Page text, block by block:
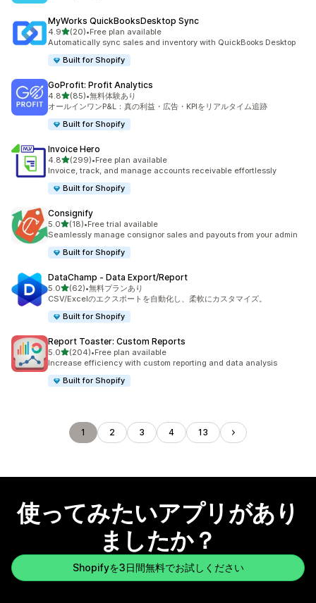
MyWorks QuickBooksDesktop Sync
4.95つ星中
(20)
合計レビュー数：20件
•Free plan available
Automatically sync sales and inventory with QuickBooks Desktop
Built for Shopify
GoProfit: Profit Analytics
4.85つ星中
(85)
合計レビュー数：85件
•無料体験あり
オールインワンP&L：真の利益・広告・KPIをリアルタイム追跡
Built for Shopify
Invoice Hero
4.85つ星中
(299)
合計レビュー数：299件
•Free plan available
Invoice, track, and manage accounts receivable effortlessly
Built for Shopify
Consignify
5.05つ星中
(18)
合計レビュー数：18件
•Free trial available
Seamlessly manage consignor sales and payouts from your admin
Built for Shopify
DataChamp ‑ Data Export/Report
5.05つ星中
(62)
合計レビュー数：62件
•無料プランあり
CSV/Excelのエクスポートを自動化し、柔軟にカスタマイズ。
Built for Shopify
Report Toaster: Custom Reports
5.05つ星中
(204)
合計レビュー数：204件
•Free plan available
Increase efficiency with custom reporting and data analysis
Built for Shopify
1 2 3 4 13
使ってみたいアプリがあり
ましたか？
Shopifyを3日間無料でお試しください